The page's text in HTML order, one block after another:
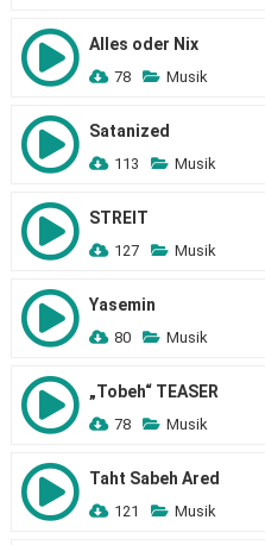
Alles oder Nix
78 Musik
Satanized
113 Musik
STREIT
127 Musik
Yasemin
80 Musik
„Tobeh“ TEASER
78 Musik
Taht Sabeh Ared
121 Musik